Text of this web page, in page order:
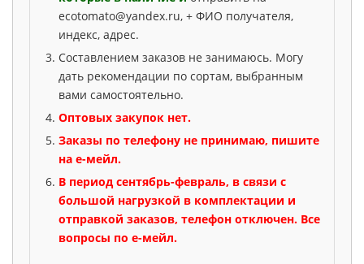
ecotomato@yandex.ru, + ФИО получателя,
индекс, адрес.
Составлением заказов не занимаюсь. Могу
дать рекомендации по сортам, выбранным
вами самостоятельно.
Оптовых закупок нет.
Заказы по телефону не принимаю, пишите
на е-мейл.
В период сентябрь-февраль, в связи с
большой нагрузкой в комплектации и
отправкой заказов, телефон отключен. Все
вопросы по е-мейл.